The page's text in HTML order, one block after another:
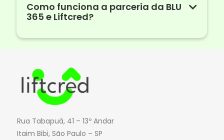
Como funciona a parceria da BLU
365 e Liftcred?
Rua Tabapuã, 41 – 13º Andar
Itaim Bibi, São Paulo – SP